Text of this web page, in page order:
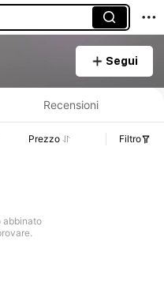
Segui
Recensioni
Prezzo Filtro
abbinato